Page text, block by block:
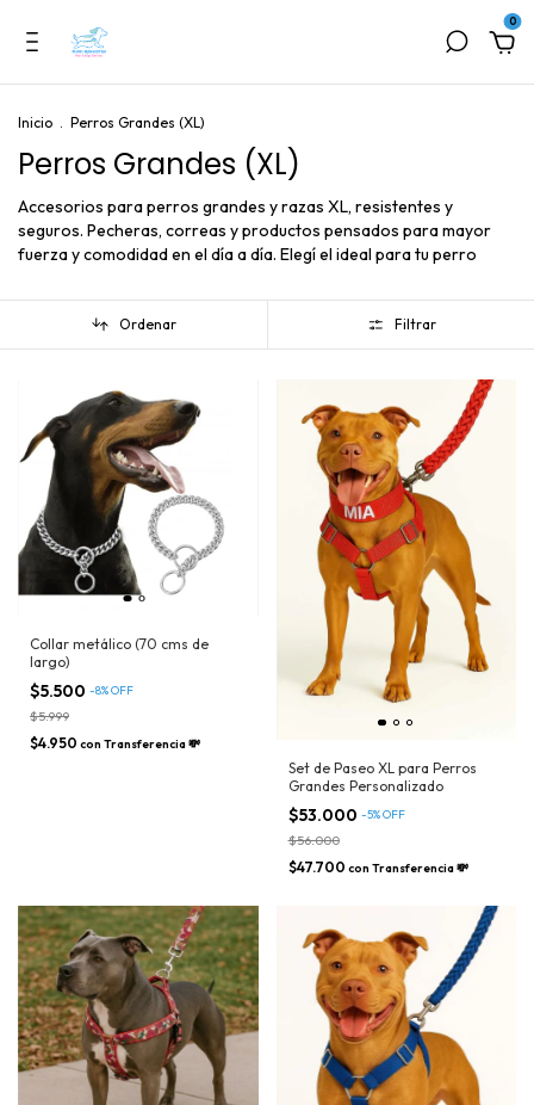
0
Inicio . Perros Grandes (XL)
Perros Grandes (XL)
Accesorios para perros grandes y razas XL, resistentes y
seguros. Pecheras, correas y productos pensados para mayor
fuerza y comodidad en el día a día. Elegí el ideal para tu perro
Ordenar Filtrar
Collar metálico (70 cms de
largo)
$5.500 -8%OFF
$5.999
$4.950 con Transferencia 💸
Set de Paseo XL para Perros
Grandes Personalizado
$53.000 -5%OFF
$56.000
$47.700 con Transferencia 💸